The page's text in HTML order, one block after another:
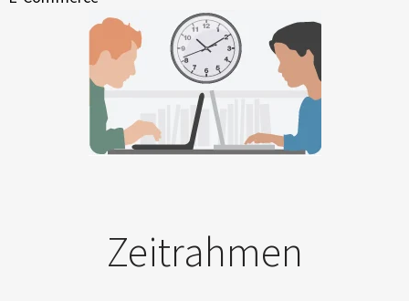
Zeitrahmen